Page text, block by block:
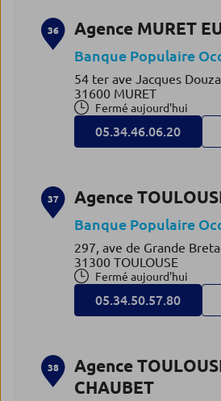
36 Agence MURET
Banque Populaire
54 ter ave Jacques
31600 MURET
Fermé aujourd'hui
05.34.46.06.20
37 Agence
Banque Populaire
297, ave de Grande
31300 TOULOUSE
Fermé aujourd'hui
05.34.50.57.80
38
Agence
CHAUBET